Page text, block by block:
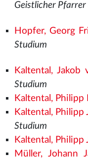
Geistlicher Pfarrer
Hopfer, Georg
Studium
Kaltental, Jakob
Studium
Kaltental, Philipp
Kaltental, Philipp
Studium
Kaltental, Philipp
Müller, Johann